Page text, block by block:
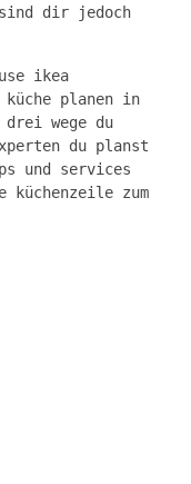
dir jedoch
ikea
küche planen in
drei wege du
du planst
und services
zum